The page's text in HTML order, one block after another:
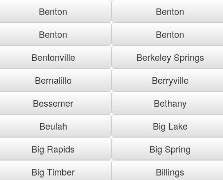
Benton
Benton
Benton
Benton
Bentonville
Berkeley Springs
Bernalillo
Berryville
Bessemer
Bethany
Beulah
Big Lake
Big Rapids
Big Spring
Big Timber
Billings